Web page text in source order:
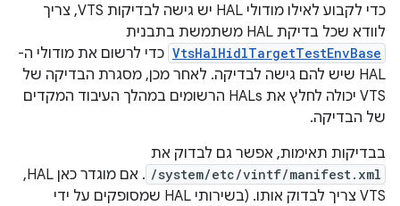
כדי לקבוע לאילו מודולי HAL יש גישה לבדיקות VTS, צריך
לוודא שכל בדיקת HAL משתמשת בתבנית
VtsHalHidlTargetTestEnvBase כדי לרשום את מודולי ה-
HAL שיש להם גישה לבדיקה. לאחר מכן, מסגרת הבדיקה של
VTS יכולה לחלץ את HALs הרשומים במהלך העיבוד המקדים
של הבדיקה.
בבדיקות תאימות, אפשר גם לבדוק את
/system/etc/vintf/manifest.xml
. אם מוגדר כאן HAL, ‏
VTS צריך לבדוק אותו. (בשירותי HAL שמסופקים על ידי